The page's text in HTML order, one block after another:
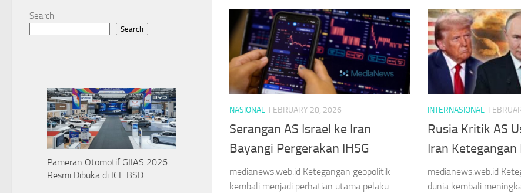
NASIONAL FEBRUARY 28, 2026
Serangan AS Israel ke Iran
Bayangi Pergerakan IHSG
medianews.web.id Ketegangan geopolitik
kembali menjadi perhatian utama pelaku
INTERNASIONAL
Rusia Kritik AS
Iran
medianews.web.id
dunia kembali
Search
Search
Pameran Otomotif GIIAS 2026
Resmi Dibuka di ICE BSD